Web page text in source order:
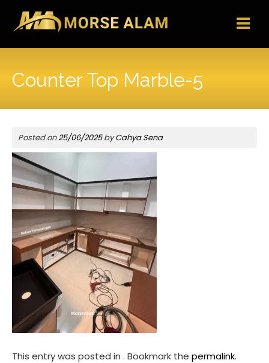
content
Counter Top Marble-5
Posted on25/06/2025byCahya Sena
This entry was posted in . Bookmark the permalink.